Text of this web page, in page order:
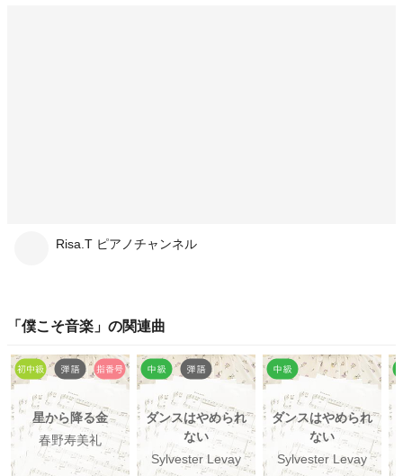
Risa.T ピアノチャンネル
「 僕こそ音楽 」の関連曲
星から降る金
春野寿美礼
ダンスはやめられ
ない
Sylvester Levay
ダンスはやめられ
ない
Sylvester Levay